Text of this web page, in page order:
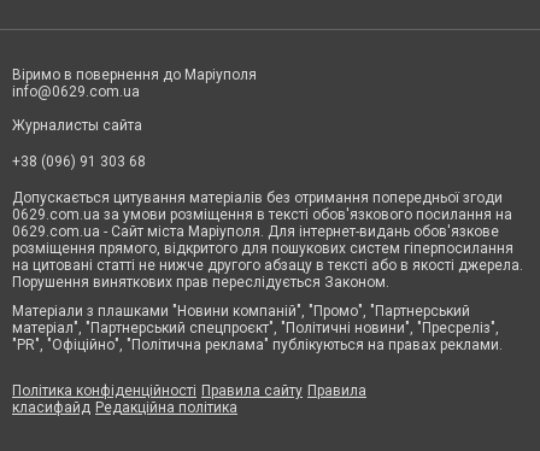
Віримо в повернення до Маріуполя
info@0629.com.ua
Журналисты сайта
+38 (096) 91 303 68
Допускається цитування матеріалів без отримання попередньої згоди
0629.com.ua за умови розміщення в тексті обов'язкового посилання на
0629.com.ua - Сайт міста Маріуполя. Для інтернет-видань обов'язкове
розміщення прямого, відкритого для пошукових систем гіперпосилання
на цитовані статті не нижче другого абзацу в тексті або в якості джерела.
Порушення виняткових прав переслідується Законом.
Матеріали з плашками "Новини компаній", "Промо", "Партнерський
матеріал", "Партнерський спецпроєкт", "Політичні новини", "Пресреліз",
"PR", "Офіційно", "Політична реклама" публікуються на правах реклами.
Політика конфіденційності Правила сайту Правила
класифайд Редакційна політика